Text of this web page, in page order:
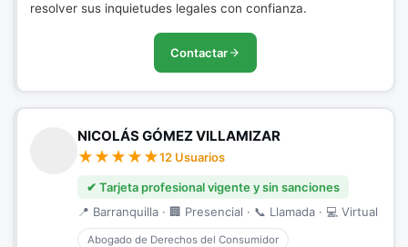
resolver sus inquietudes legales con confianza.
Contactar
NICOLÁS GÓMEZ VILLAMIZAR
12 Usuarios
✔ Tarjeta profesional vigente y sin sanciones
📍 Barranquilla · 🏢 Presencial · 📞 Llamada · 💻 Virtual
Abogado de Derechos del Consumidor